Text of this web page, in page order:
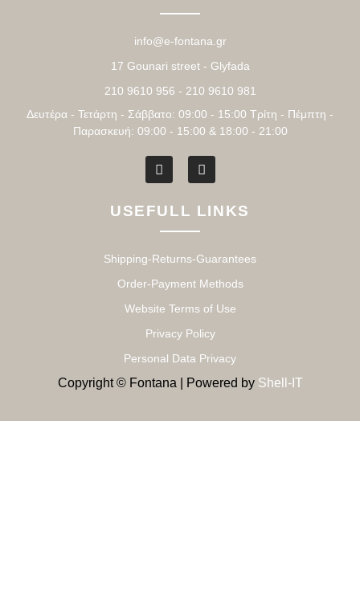
info@e-fontana.gr
17 Gounari street - Glyfada
210 9610 956 - 210 9610 981
Δευτέρα - Τετάρτη - Σάββατο: 09:00 - 15:00 Τρίτη - Πέμπτη -
Παρασκευή: 09:00 - 15:00 & 18:00 - 21:00
USEFULL LINKS
Shipping-Returns-Guarantees
Order-Payment Methods
Website Terms of Use
Privacy Policy
Personal Data Privacy
Copyright © Fontana | Powered by Shell-IT